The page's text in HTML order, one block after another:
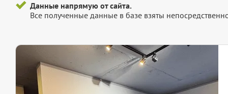
Данные напрямую от сайта.
Все полученные данные в базе взяты